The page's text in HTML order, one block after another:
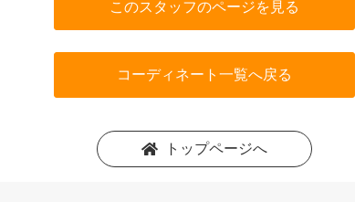
このスタッフのページを見る
コーディネート一覧へ戻る
トップページへ